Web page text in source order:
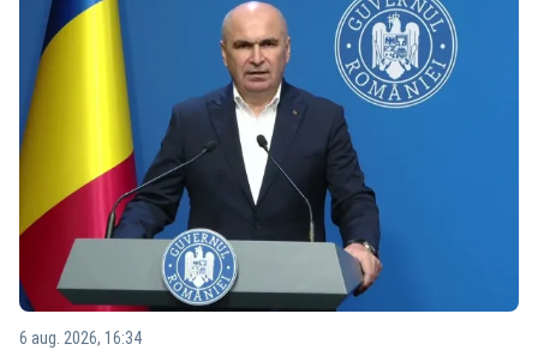
6 aug. 2026, 16:34